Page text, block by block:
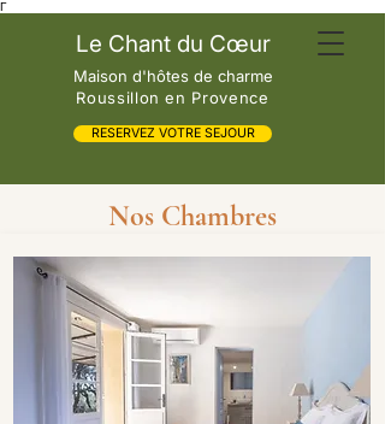
Γ
Le Chant du Cœur
Maison d'hôtes de charme
Roussillon en Provence
RESERVEZ VOTRE SEJOUR
Nos Chambres